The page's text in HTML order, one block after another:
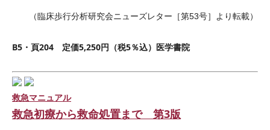
（臨床歩行分析研究会ニューズレター［第53号］より転載）
B5・頁204 定価5,250円（税5％込）医学書院
救急マニュアル
救急初療から救命処置まで 第3版